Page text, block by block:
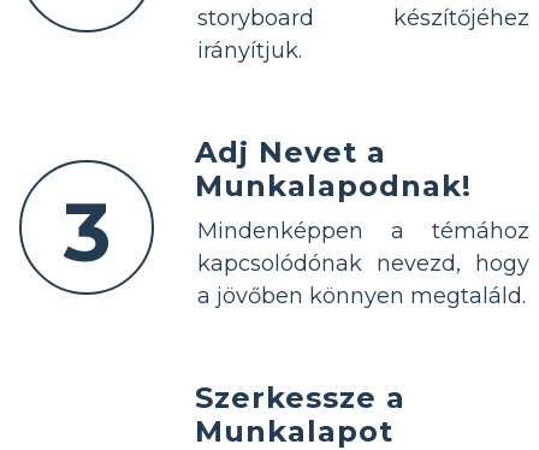
storyboard készítőjéhez
irányítjuk.
3
Adj Nevet a
Munkalapodnak!
Mindenképpen a témához
kapcsolódónak nevezd, hogy
a jövőben könnyen megtaláld.
Szerkessze a
Munkalapot